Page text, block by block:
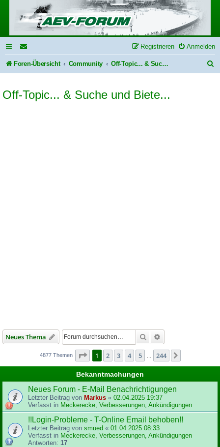
Anmelden
Registrieren
Foren-Übersicht Community Off-Topic... & Suche und Biete...
Off-Topic... & Suche und Biete...
Neues Thema Suche
4877 Themen Seite 1von 244
1 2 3 4 5 244
Bekanntmachungen
Neues Forum - E-Mail Benachrichtigungen
Letzter Beitrag von Markus « 02.04.2025 19:37
Verfasst in Meckerecke, Verbesserungen, Ankündigungen
!!Login-Probleme - T-Online Email behoben!!
Letzter Beitrag von smued « 01.04.2025 08:33
Verfasst in Meckerecke, Verbesserungen, Ankündigungen
Antworten: 17